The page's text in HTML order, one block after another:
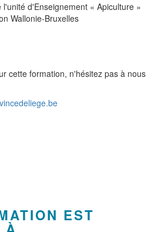
d'Enseignement « Apiculture »
Wallonie-Bruxelles
cette formation, n'hésitez pas à nous
EST